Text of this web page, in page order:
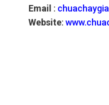
Email :
Website: